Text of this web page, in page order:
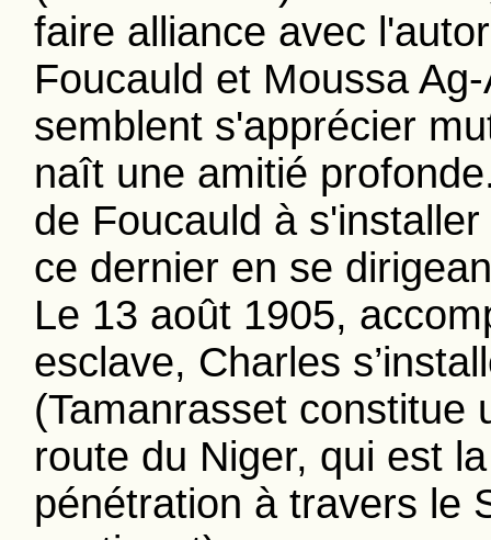
faire alliance avec
Foucauld et Moussa
semblent s'apprécier
naît une amitié
de Foucauld à
ce dernier en se
Le 13 août 1905,
esclave, Charles
(Tamanrasset constitue
route du Niger, qui est
pénétration à travers le